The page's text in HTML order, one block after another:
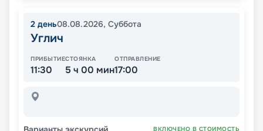
2 день08.08.2026, Суббота
Углич
ПРИБЫТИЕ
11:30
СТОЯНКА
5 ч 00 мин
ОТПРАВЛЕНИЕ
17:00
ВКЛЮЧЕНО В СТОИМОСТЬ